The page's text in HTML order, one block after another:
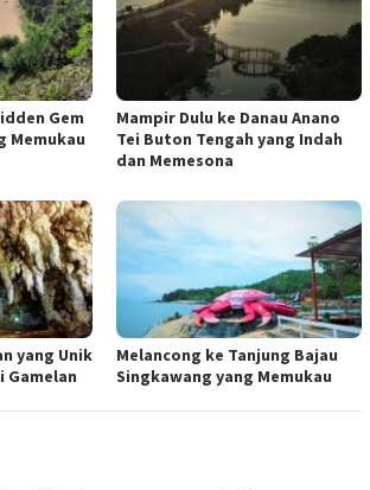
Gem
Memukau
Mampir Dulu ke Danau Anano
Tei Buton Tengah yang Indah
dan Memesona
yang Unik
Gamelan
Melancong ke Tanjung Bajau
Singkawang yang Memukau